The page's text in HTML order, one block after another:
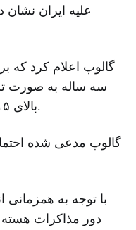
علیه ایران
گالوپ اعلام کرد که
بالای ۱۵ ساله ایران مصاحبه کرده است.
گالوپ مدعی شده
با توجه به همزمانی
دور مذاکرات